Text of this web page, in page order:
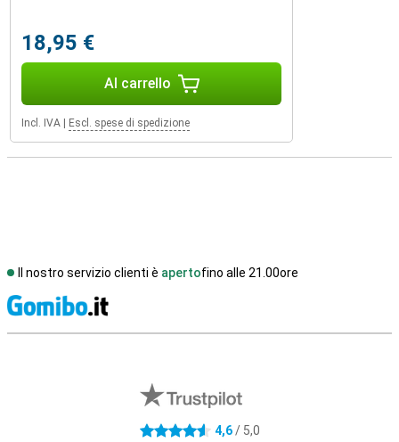
18,95 €
Al carrello
Incl. IVA Escl. spese di spedizione
Il nostro servizio clienti è apertofino alle 21.00ore
4.6 stelle 4,6/ 5,0